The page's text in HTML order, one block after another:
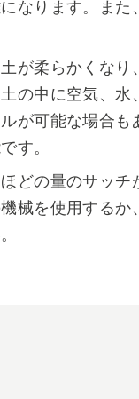
なります。また、
が柔らかくなり、
の中に空気、水、
が可能な場合も
す。
どの量のサッチ
械を使用するか、